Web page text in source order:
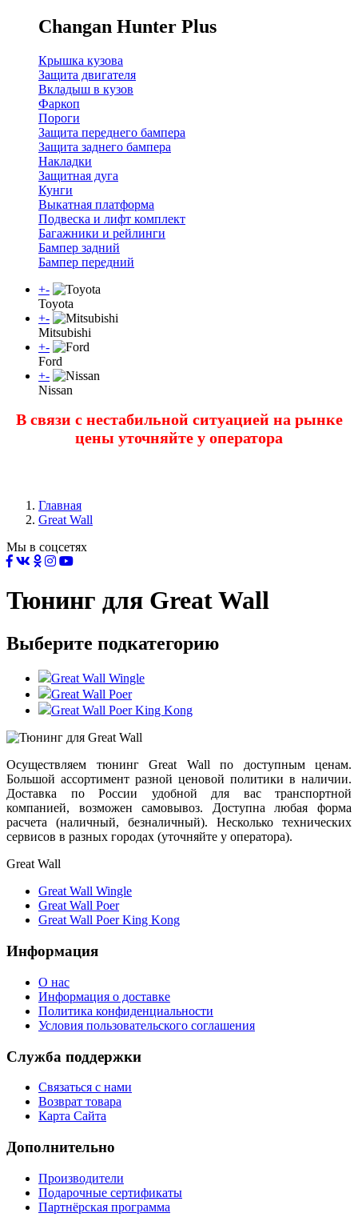
Changan Hunter Plus
Крышка кузова
Защита двигателя
Вкладыш в кузов
Фаркоп
Пороги
Защита переднего бампера
Защита заднего бампера
Накладки
Защитная дуга
Кунги
Выкатная платформа
Подвеска и лифт комплект
Багажники и рейлинги
Бампер задний
Бампер передний
+-
Toyota
+-
Mitsubishi
+-
Ford
+-
Nissan
В связи с нестабильной ситуацией на рынке
цены уточняйте у оператора
Главная
Great Wall
Мы в соцсетях
Тюнинг для Great Wall
Выберите подкатегорию
Great Wall Wingle
Great Wall Poer
Great Wall Poer King Kong
Осуществляем тюнинг Great Wall по доступным ценам.
Большой ассортимент разной ценовой политики в наличии.
Доставка по России удобной для вас транспортной
компанией, возможен самовывоз. Доступна любая форма
расчета (наличный, безналичный). Несколько технических
сервисов в разных городах (уточняйте у оператора).
Great Wall
Great Wall Wingle
Great Wall Poer
Great Wall Poer King Kong
Информация
О нас
Информация о доставке
Политика конфиденциальности
Условия пользовательского соглашения
Служба поддержки
Связаться с нами
Возврат товара
Карта Сайта
Дополнительно
Производители
Подарочные сертификаты
Партнёрская программа